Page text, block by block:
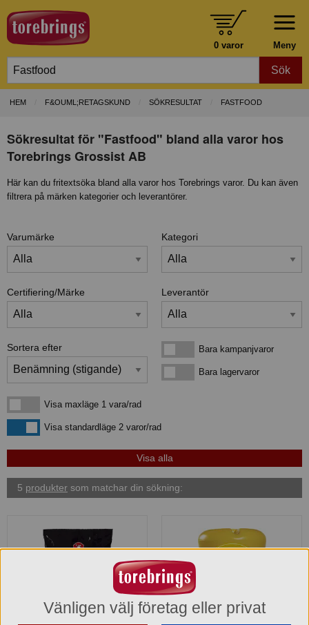
Meny
0 varor
Sök
HEM F&OUML;RETAGSKUND SÖKRESULTAT FASTFOOD
Sökresultat för "Fastfood" bland alla varor hos
Torebrings Grossist AB
Här kan du fritextsöka bland alla varor hos Torebrings varor. Du kan även
filtrera på märken kategorier och leverantörer.
Varumärke Kategori
Certifiering/Märke Leverantör
Sortera efter Bara kampanjvarorBara kampanjvaror
Bara lagervarorBara lagervaror
Visa maxläge 1 vara/rad
Visa maxläge 1 vara/rad
Visa standardlägeVisa standardläge 2 varor/rad
5 produkter som matchar din sökning:
Vänligen välj företag eller privat